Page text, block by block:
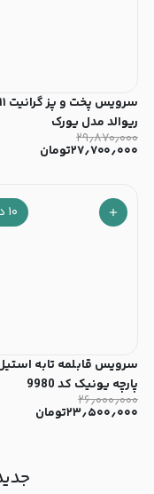
ریوالد مدل یورک
۲۹٫۸۷۰٫۰۰۰
۲۷٫۷۰۰٫۰۰۰تومان
۱۰
پارچه یونیک کد 9980
۲۶٫۰۰۰٫۰۰۰
۲۳٫۵۰۰٫۰۰۰تومان